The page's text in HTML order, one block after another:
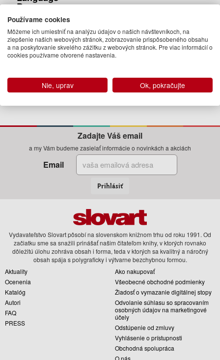
Began
Daniel (Dean of
Arts and
Sciences at
Bentley
University)
16.95 €
Na sklade
Zadajte Váš email
a my Vám budeme zasielať informácie o novinkách a akciách
Email
Prihlásiť
Vydavateľstvo Slovart pôsobí na slovenskom knižnom trhu od roku 1991. Od
začiatku sme sa snažili prinášať našim čitateľom knihy, v ktorých rovnako
dôležitú úlohu zohráva obsah i forma, teda v ktorých sa kvalitný a náročný
obsah spája s polygraficky i výtvarne bezchybnou formou.
Aktuality
Ocenenia
Katalóg
Autori
FAQ
PRESS
Ako nakupovať
Všeobecné obchodné podmienky
Žiadosť o vymazanie digitálnej stopy
Odvolanie súhlasu so spracovaním
osobných údajov na marketingové
účely
Odstúpenie od zmluvy
Vyhlásenie o prístupnosti
Obchodná spolupráca
O nás
Používame cookies
Môžeme ich umiestniť na analýzu údajov o našich návštevníkoch, na
zlepšenie našich webových stránok, zobrazovanie prispôsobeného obsahu
a na poskytovanie skvelého zážitku z webových stránok. Pre viac informácií o
cookies používame otvorené nastavenia.
Nie, uprav Ok, pokračujte